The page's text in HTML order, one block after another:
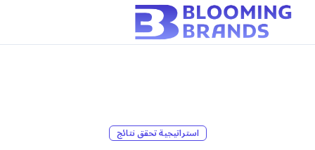
استراتيجية تحقق نتائج